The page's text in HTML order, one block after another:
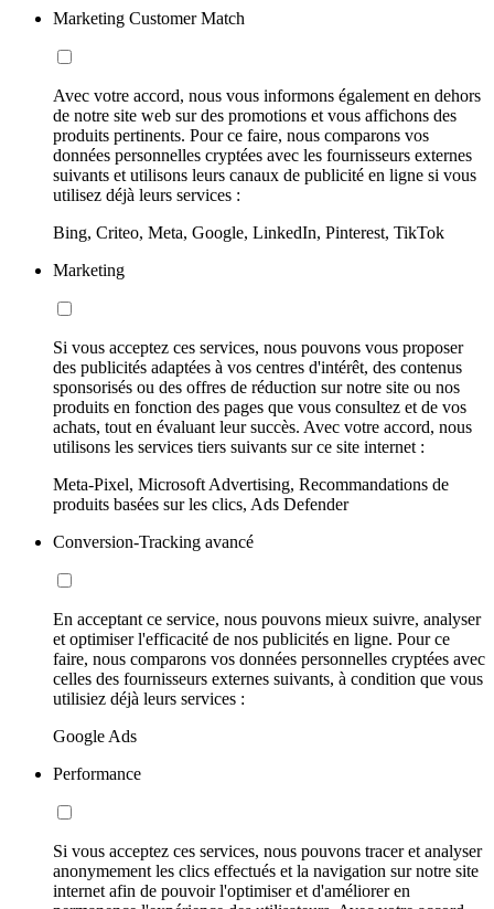
Marketing Customer Match
Avec votre accord, nous vous informons également en dehors
de notre site web sur des promotions et vous affichons des
produits pertinents. Pour ce faire, nous comparons vos
données personnelles cryptées avec les fournisseurs externes
suivants et utilisons leurs canaux de publicité en ligne si vous
utilisez déjà leurs services :
Bing, Criteo, Meta, Google, LinkedIn, Pinterest, TikTok
Marketing
Si vous acceptez ces services, nous pouvons vous proposer
des publicités adaptées à vos centres d'intérêt, des contenus
sponsorisés ou des offres de réduction sur notre site ou nos
produits en fonction des pages que vous consultez et de vos
achats, tout en évaluant leur succès. Avec votre accord, nous
utilisons les services tiers suivants sur ce site internet :
Meta-Pixel, Microsoft Advertising, Recommandations de
produits basées sur les clics, Ads Defender
Conversion-Tracking avancé
En acceptant ce service, nous pouvons mieux suivre, analyser
et optimiser l'efficacité de nos publicités en ligne. Pour ce
faire, nous comparons vos données personnelles cryptées avec
celles des fournisseurs externes suivants, à condition que vous
utilisiez déjà leurs services :
Google Ads
Performance
Si vous acceptez ces services, nous pouvons tracer et analyser
anonymement les clics effectués et la navigation sur notre site
internet afin de pouvoir l'optimiser et d'améliorer en